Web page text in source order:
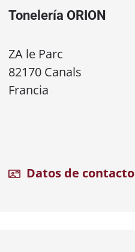
Tonelería ORION
ZA le Parc
82170 Canals
Francia
Datos de contacto